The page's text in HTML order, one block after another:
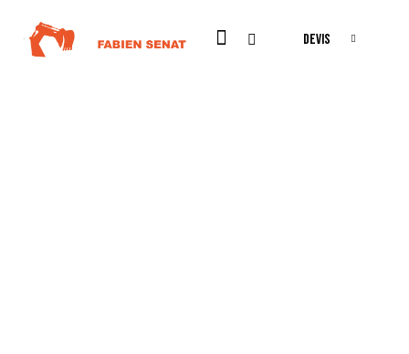
DEVIS